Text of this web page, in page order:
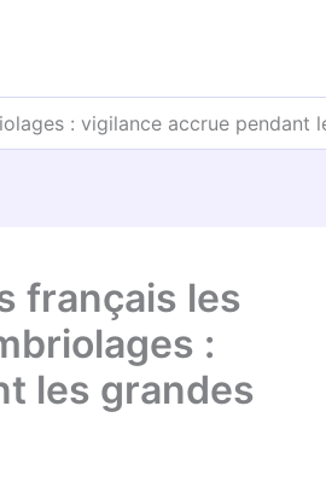
: vigilance accrue pendant
français les
:
les grandes